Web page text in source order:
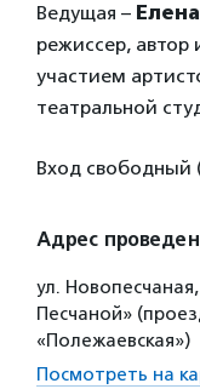
Ведущая –
режиссер,
участием
театральной
Вход свободный
Адрес
ул.
Песчаной»
«Полежаевская»)
Посмотреть на